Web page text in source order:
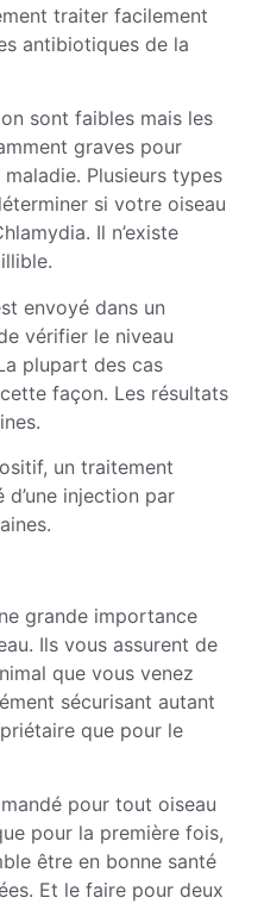
traiter facilement
antibiotiques de la
sont faibles mais les
graves pour
Plusieurs types
si votre oiseau
Il n’existe
envoyé dans un
vérifier le niveau
plupart des cas
façon. Les résultats
un traitement
injection par
grande importance
Ils vous assurent de
que vous venez
sécurisant autant
que pour le
pour tout oiseau
pour la première fois,
être en bonne santé
Et le faire pour deux